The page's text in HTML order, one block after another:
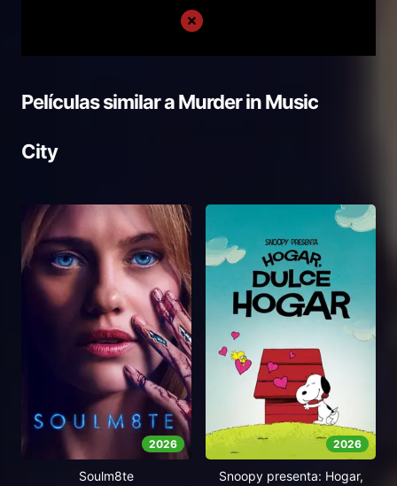
Películas similar aMurder in Music
City
2026
Soulm8te
2026
Snoopy presenta: Hogar,